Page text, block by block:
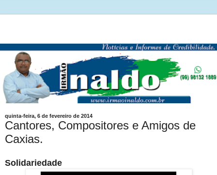
quinta-feira, 6 de fevereiro de 2014
Cantores, Compositores e Amigos de
Caxias.
Solidariedade